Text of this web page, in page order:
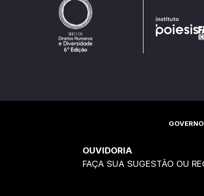
OUVIDORIA
FAÇA SUA SUGESTÃO OU